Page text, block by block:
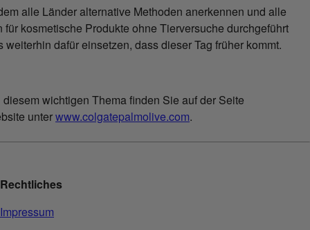
alle Länder alternative Methoden anerkennen und alle
kosmetische Produkte ohne Tierversuche durchgeführt
dafür einsetzen, dass dieser Tag früher kommt.
wichtigen Thema finden Sie auf der Seite
unterwww.colgatepalmolive.com.
Rechtliches
Impressum